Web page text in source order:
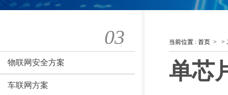
03
物联网安全方案
车联网方案
当前位置 : 首页 > >
单芯